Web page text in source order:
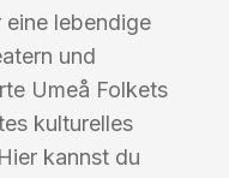
lebendige
und
Umeå Folkets
kulturelles
kannst du